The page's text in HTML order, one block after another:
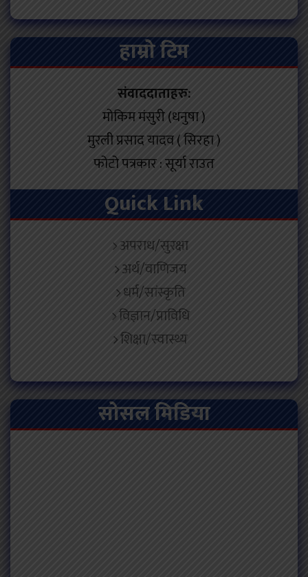
हाम्रो टिम
संवाददाताहरु:
मोकिम मंसुरी (धनुषा )
मुरली प्रसाद यादव ( सिरहा )
फोटो पत्रकार : सूर्या राउत
Quick Link
अपराध/सुरक्षा
अर्थ/वाणिजय
धर्म/सांस्कृति
विज्ञान/प्राविधि
शिक्षा/स्वास्थ्य
सोसल मिडिया